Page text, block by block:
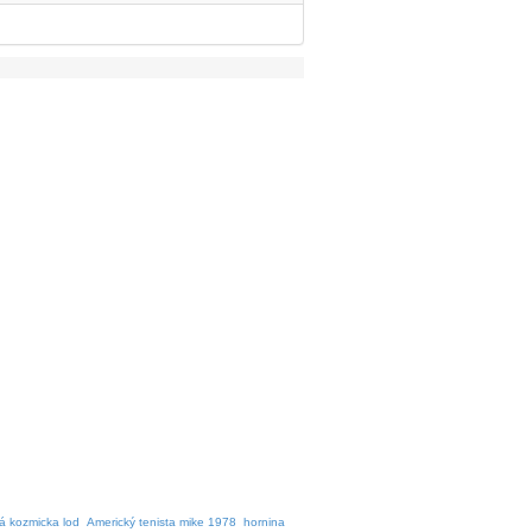
kozmicka lod Americký tenista mike 1978 hornina